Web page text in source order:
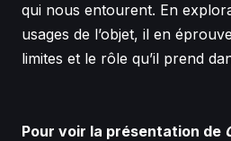
qui nous entourent. En
usages de l’objet, il en
limites et le rôle qu’il prend
Pour voir la présentation de